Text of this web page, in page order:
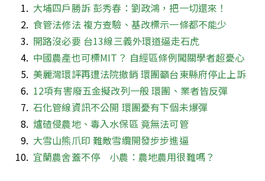
大埔四戶勝訴 彭秀春：劉政鴻，把一切還來！
食管法修法 複方查驗、基改標示一條都不能少
開路沒必要 台13線三義外環道逼走石虎
中國農產也可標MIT？ 自經區條例闖關學者超憂心
美麗灣環評再遭法院撤銷 環團籲台東縣府停止上訴
12項有害廢五金擬改列一般 環團、業者皆反彈
石化管線資訊不公開 環團憂有下個未爆彈
爐碴侵農地、毒入水保區 竟無法可管
大雪山熊爪印 難敵雪纜開發步步進逼
宜蘭農舍蓋不停　小農：農地農用很難嗎？